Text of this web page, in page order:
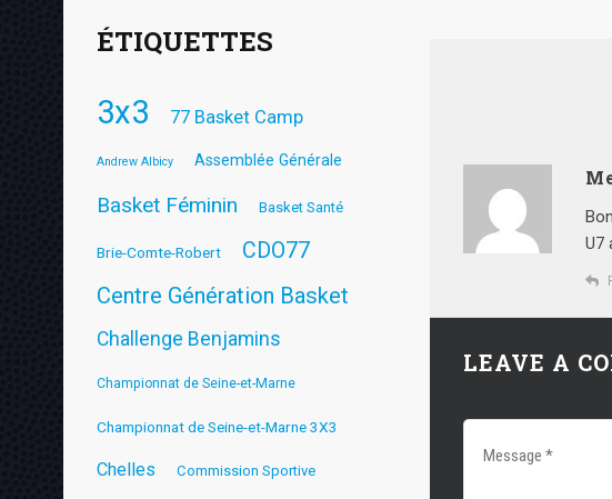
U7
LEAVE A
ÉTIQUETTES
3x3 77 Basket Camp
Andrew Albicy Assemblée Générale
Basket Féminin Basket Santé
Brie-Comte-Robert CDO77
Centre Génération Basket
Challenge Benjamins
Championnat de Seine-et-Marne
Championnat de Seine-et-Marne 3X3
Chelles Commission Sportive